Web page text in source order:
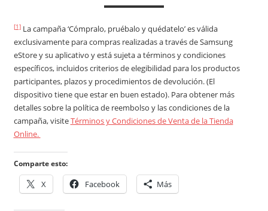
[1]La campaña ‘Cómpralo, pruébalo y quédatelo’ es válida
exclusivamente para compras realizadas a través de Samsung
eStore y su aplicativo y está sujeta a términos y condiciones
específicos, incluidos criterios de elegibilidad para los productos
participantes, plazos y procedimientos de devolución. (El
dispositivo tiene que estar en buen estado). Para obtener más
detalles sobre la política de reembolso y las condiciones de la
campaña, visiteTérminos y Condiciones de Venta de la Tienda
Online.
Comparte esto:
X Facebook Más